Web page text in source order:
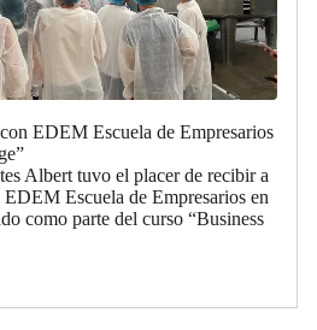
EDEM Escuela de Empresarios
Albert tuvo el placer de recibir a
EDEM Escuela de Empresarios en
como parte del curso “Business